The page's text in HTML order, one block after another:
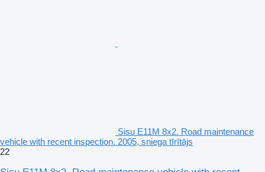
Sisu E11M 8x2. Road maintenance
vehicle with recent inspection. 2005, sniega tīrītājs
22